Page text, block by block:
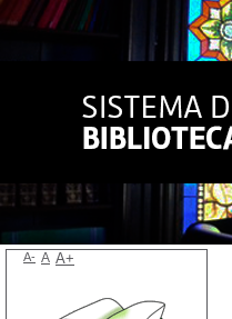
A- A A+